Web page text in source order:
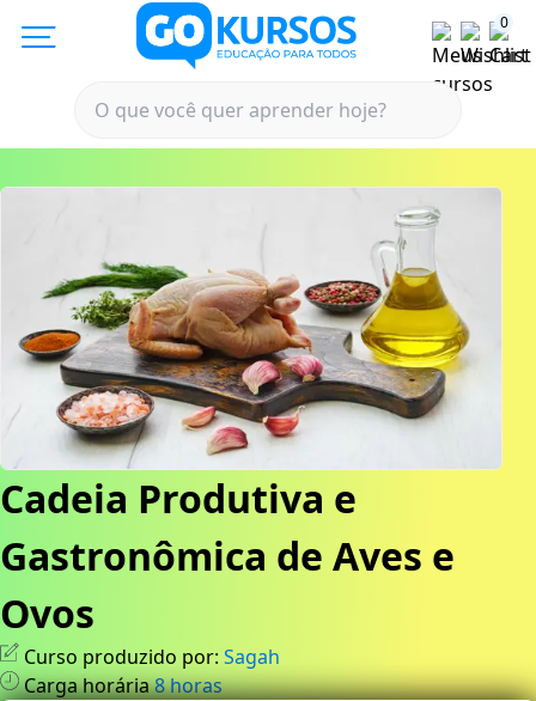
0
Cadeia Produtiva e
Gastronômica de Aves e
Ovos
Curso produzido por: Sagah
Carga horária8horas